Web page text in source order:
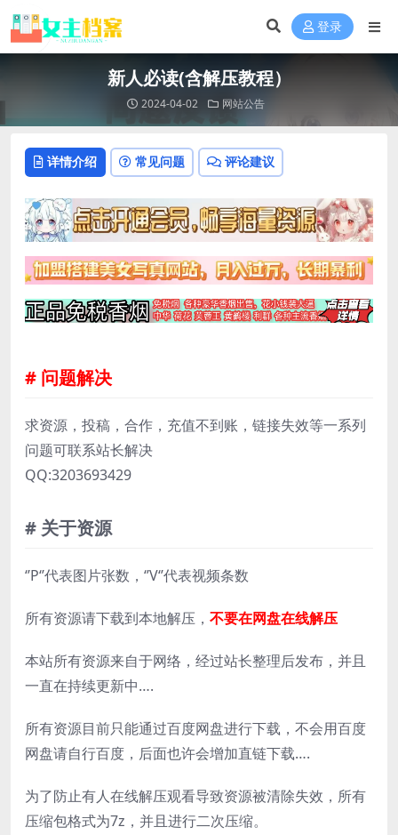
登录
新人必读(含解压教程）
2024-04-02 网站公告
详情介绍 常见问题 评论建议
# 问题解决
求资源，投稿，合作，充值不到账，链接失效等一系列
问题可联系站长解决
QQ:3203693429
# 关于资源
‘’P‘’代表图片张数，‘’V‘’代表视频条数
所有资源请下载到本地解压， 不要在网盘在线解压
本站所有资源来自于网络，经过站长整理后发布，并且
一直在持续更新中….
所有资源目前只能通过百度网盘进行下载，不会用百度
网盘请自行百度，后面也许会增加直链下载….
为了防止有人在线解压观看导致资源被清除失效，所有
压缩包格式为7z，并且进行二次压缩。